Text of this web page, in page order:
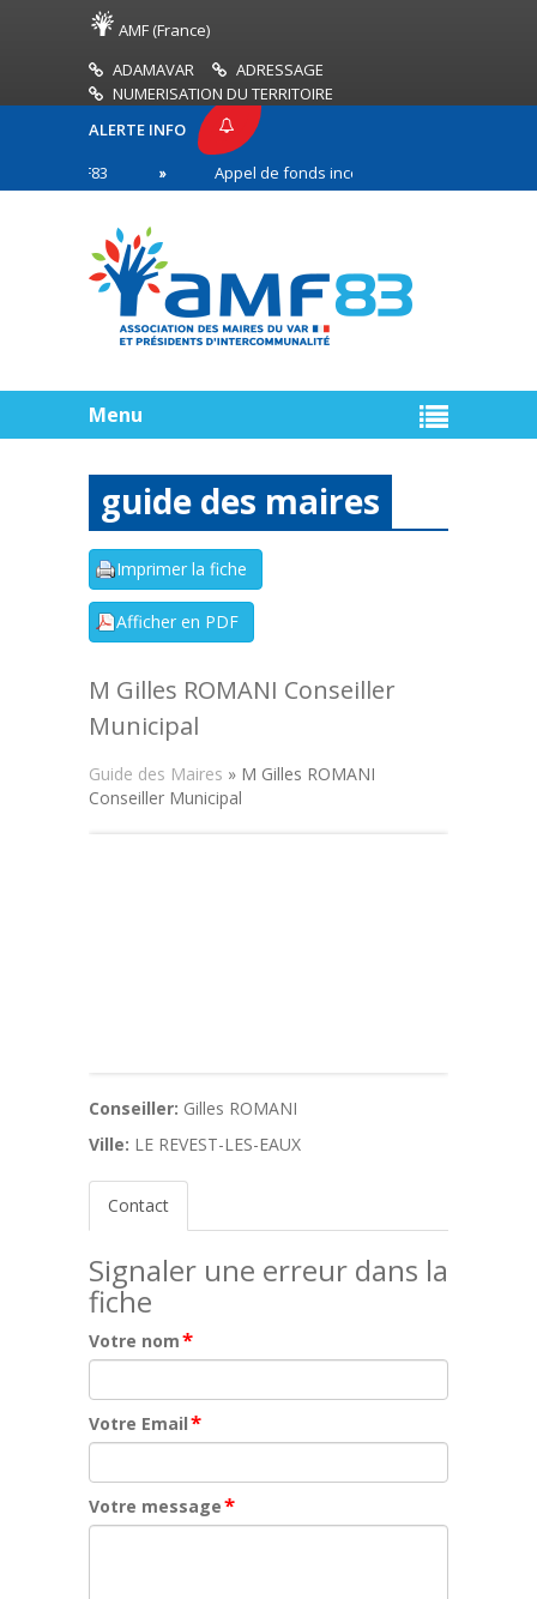
AMF (France)
ADAMAVAR
ADRESSAGE
NUMERISATION DU TERRITOIRE
ALERTE INFO
Appel de fonds incendies de forêt
première ligne
Menu
guide des maires
M Gilles ROMANI Conseiller
Municipal
Guide des Maires » M Gilles ROMANI
Conseiller Municipal
Conseiller: Gilles ROMANI
Ville: LE REVEST-LES-EAUX
Contact
Signaler une erreur dans la
fiche
Votre nom*
Votre Email*
Votre message*